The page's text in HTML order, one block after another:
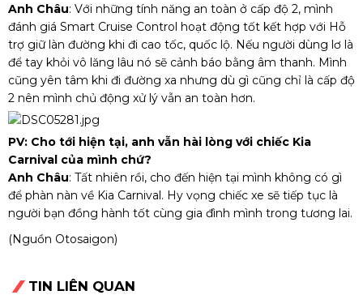
Anh Châu: Với những tính năng an toàn ở cấp độ 2, mình
đánh giá Smart Cruise Control hoạt động tốt kết hợp với Hỗ
trợ giữ làn đường khi đi cao tốc, quốc lộ. Nếu người dùng lơ là
để tay khỏi vô lăng lâu nó sẽ cảnh báo bằng âm thanh. Mình
cũng yên tâm khi đi đường xa nhưng dù gì cũng chỉ là cấp độ
2 nên mình chủ động xử lý vẫn an toàn hơn.
PV: Cho tới hiện tại, anh vẫn hài lòng với chiếc Kia
Carnival của mình chứ?
Anh Châu: Tất nhiên rồi, cho đến hiện tại mình không có gì
để phàn nàn về Kia Carnival. Hy vọng chiếc xe sẽ tiếp tục là
người bạn đồng hành tốt cùng gia đình mình trong tương lai.
(Nguồn Otosaigon)
TIN LIÊN QUAN